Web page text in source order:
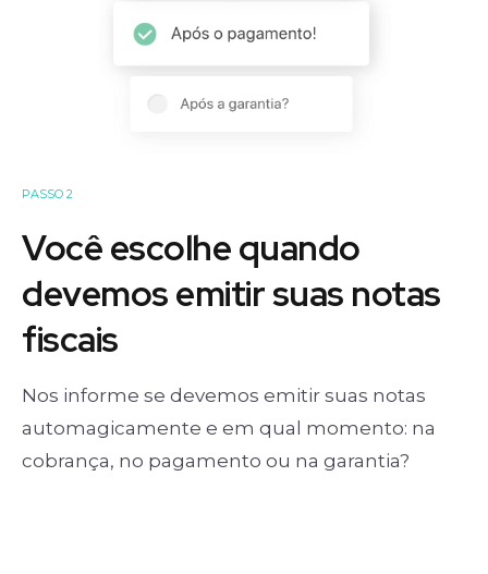
PASSO 2
Você escolhe quando
devemos emitir suas notas
fiscais
Nos informe se devemos emitir suas notas
automagicamente e em qual momento: na
cobrança, no pagamento ou na garantia?